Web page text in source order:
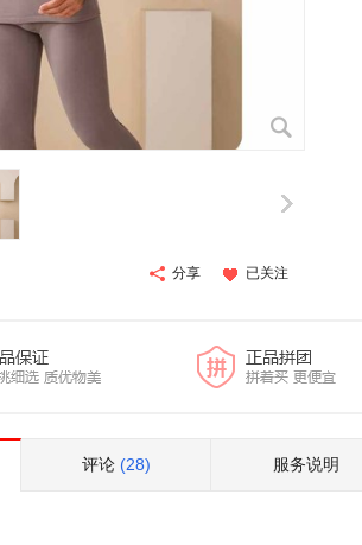
分享 已关注
评论 (28) 服务说明